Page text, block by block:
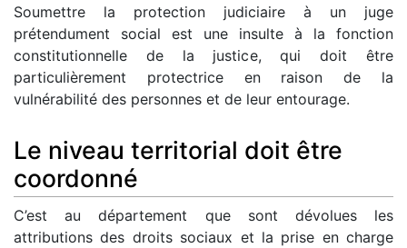
Soumettre la protection judiciaire à un juge
prétendument social est une insulte à la fonction
constitutionnelle de la justice, qui doit être
particulièrement protectrice en raison de la
vulnérabilité des personnes et de leur entourage.
Le niveau territorial doit être
coordonné
C’est au département que sont dévolues les
attributions des droits sociaux et la prise en charge